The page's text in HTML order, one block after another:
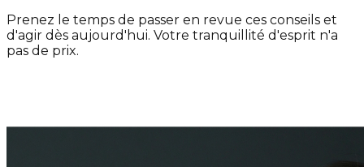
Prenez le temps de passer en revue ces conseils et
d'agir dès aujourd'hui. Votre tranquillité d'esprit n'a
pas de prix.